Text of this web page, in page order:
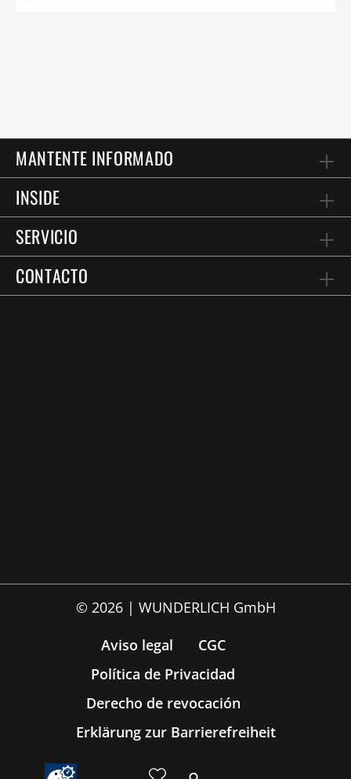
MANTENTE INFORMADO
INSIDE
SERVICIO
CONTACTO
© 2026 | WUNDERLICH GmbH
Aviso legal
CGC
Política de Privacidad
Derecho de revocación
Erklärung zur Barrierefreiheit